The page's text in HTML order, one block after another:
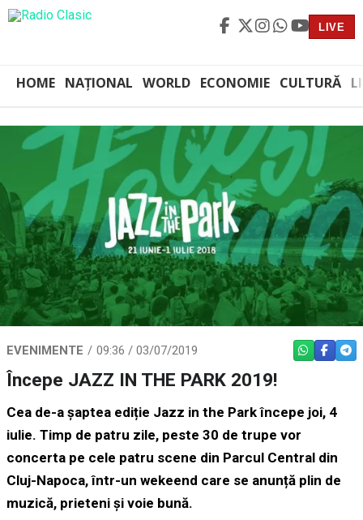
LIVE
HOME NAȚIONAL WORLD ECONOMIE CULTURĂ
EVENIMENTE 09:36 / 03/07/2019 WHATSAPP
Începe JAZZ IN THE PARK 2019!
Cea de-a șaptea ediție Jazz in the Park începe joi, 4
iulie. Timp de patru zile, peste 30 de trupe vor
concerta pe cele patru scene din Parcul Central din
Cluj-Napoca, într-un wekeend care se anunță plin de
muzică, prieteni și voie bună.